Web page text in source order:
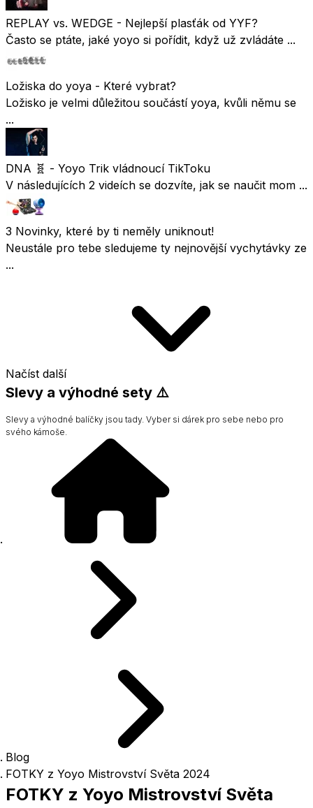
REPLAY vs. WEDGE - Nejlepší plasťák od YYF?
Často se ptáte, jaké yoyo si pořídit, když už zvládáte ...
Ložiska do yoya - Které vybrat?
Ložisko je velmi důležitou součástí yoya, kvůli němu se
...
DNA 🧬 - Yoyo Trik vládnoucí TikToku
V následujících 2 videích se dozvíte, jak se naučit mom ...
3 Novinky, které by ti neměly uniknout!
Neustále pro tebe sledujeme ty nejnovější vychytávky ze
...
Načíst další
Slevy a výhodné sety ⚠️
Slevy a výhodné balíčky jsou tady. Vyber si dárek pro sebe nebo pro
svého kámoše.
Blog
FOTKY z Yoyo Mistrovství Světa 2024
FOTKY z Yoyo Mistrovství Světa